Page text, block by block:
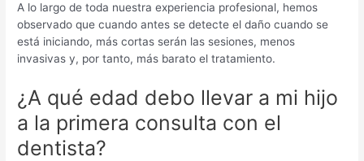
A lo largo de toda nuestra experiencia profesional, hemos
observado que cuando antes se detecte el daño cuando se
está iniciando, más cortas serán las sesiones, menos
invasivas y, por tanto, más barato el tratamiento.
¿A qué edad debo llevar a mi hijo
a la primera consulta con el
dentista?